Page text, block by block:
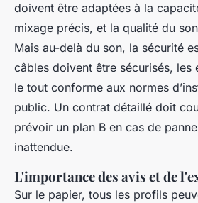
doivent être adaptées à la
mixage précis, et la qualité du
Mais au-delà du son, la sécurité
câbles doivent être sécurisés, les
le tout conforme aux normes
public. Un contrat détaillé doit
prévoir un plan B en cas de
inattendue.
L'importance des avis et de
Sur le papier, tous les profils